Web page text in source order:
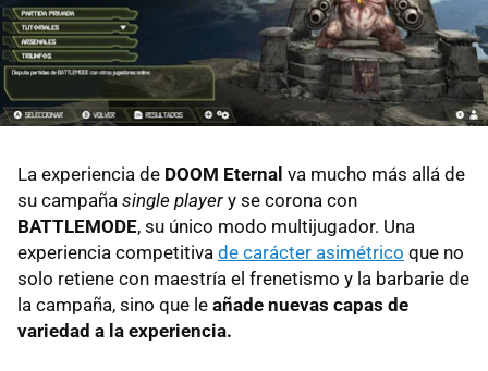
La experiencia de DOOM Eternal va mucho más allá de
su campaña single player y se corona con
BATTLEMODE, su único modo multijugador. Una
experiencia competitiva de carácter asimétrico que no
solo retiene con maestría el frenetismo y la barbarie de
la campaña, sino que le añade nuevas capas de
variedad a la experiencia.